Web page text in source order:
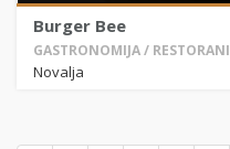
Burger Bee
GASTRONOMIJA / RESTORANI
Novalja